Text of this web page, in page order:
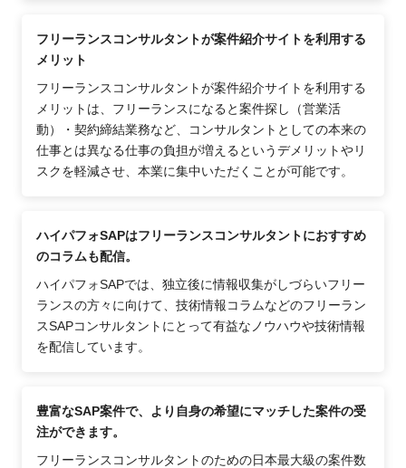
フリーランスコンサルタントが案件紹介サイトを利用する
メリット
フリーランスコンサルタントが案件紹介サイトを利用する
メリットは、フリーランスになると案件探し（営業活
動）・契約締結業務など、コンサルタントとしての本来の
仕事とは異なる仕事の負担が増えるというデメリットやリ
スクを軽減させ、本業に集中いただくことが可能です。
ハイパフォSAPはフリーランスコンサルタントにおすすめ
のコラムも配信。
ハイパフォSAPでは、独立後に情報収集がしづらいフリー
ランスの方々に向けて、技術情報コラムなどのフリーラン
スSAPコンサルタントにとって有益なノウハウや技術情報
を配信しています。
豊富なSAP案件で、より自身の希望にマッチした案件の受
注ができます。
フリーランスコンサルタントのための日本最大級の案件数